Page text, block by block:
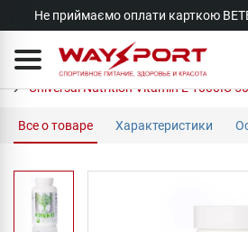
Не приймаємо оплати карткою
Universal Nutrition Vitamin E 1000IU
Все о товаре Характеристики